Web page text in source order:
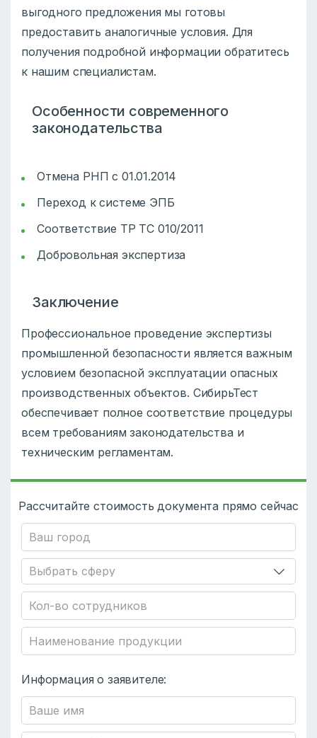
выгодного предложения мы готовы
предоставить аналогичные условия. Для
получения подробной информации обратитесь
к нашим специалистам.
Особенности современного
законодательства
Отмена РНП с 01.01.2014
Переход к системе ЭПБ
Соответствие ТР ТС 010/2011
Добровольная экспертиза
Заключение
Профессиональное проведение экспертизы
промышленной безопасности является важным
условием безопасной эксплуатации опасных
производственных объектов. СибирьТест
обеспечивает полное соответствие процедуры
всем требованиям законодательства и
техническим регламентам.
Рассчитайте стоимость документа прямо сейчас
Информация о заявителе: